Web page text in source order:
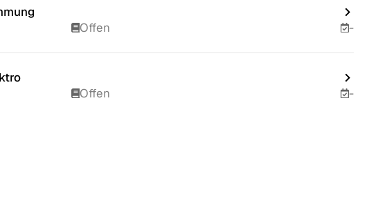
Offen -
Offen -